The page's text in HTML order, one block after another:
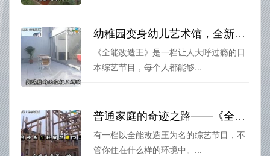
幼稚园变身幼儿艺术馆，全新视听体验，《全能改造王》带你走入奇妙的童话世界
《全能改造王》是一档让人大呼过瘾的日
本综艺节目，每个人都能够...
普通家庭的奇迹之路——《全能改造王》超级住宅改造
有一档以全能改造王为名的综艺节目，不
管你住在什么样的环境中。...